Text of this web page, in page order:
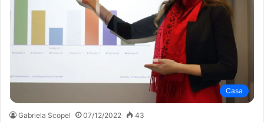
Casa
Gabriela Scopel 07/12/2022 43